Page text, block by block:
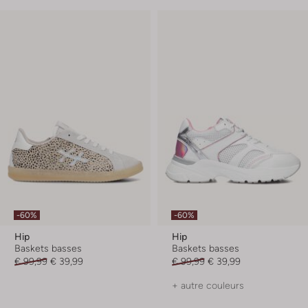
-60%
Hip
Baskets basses
€ 99,99 € 39,99
-60%
Hip
Baskets basses
€ 99,99 € 39,99
+ autre couleurs